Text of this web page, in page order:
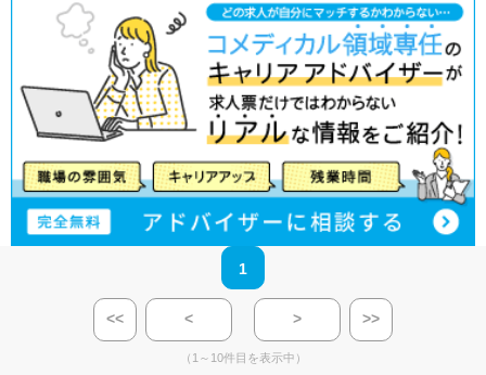
1
<< < > >>
（1～10件目を表示中）